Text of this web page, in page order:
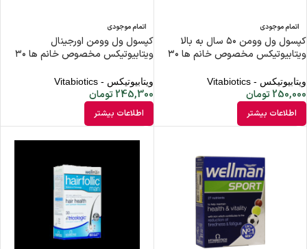
اتمام موجودی
کپسول ول وومن ۵۰ سال به بالا
ویتابیوتیکس مخصوص خانم ها ۳۰
ویتابیوتیکس - Vitabiotics
250,000تومان
اطلاعات بیشتر
اتمام موجودی
کپسول ول وومن اورجینال
ویتابیوتیکس مخصوص خانم ها ۳۰
ویتابیوتیکس - Vitabiotics
245,300 تومان
اطلاعات بیشتر